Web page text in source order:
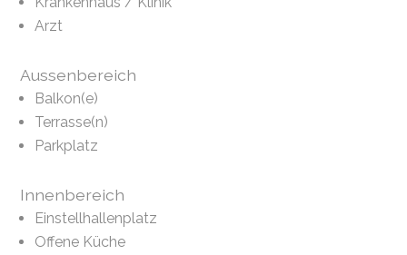
Arzt
Aussenbereich
Balkon(e)
Terrasse(n)
Parkplatz
Innenbereich
Einstellhallenplatz
Offene Küche